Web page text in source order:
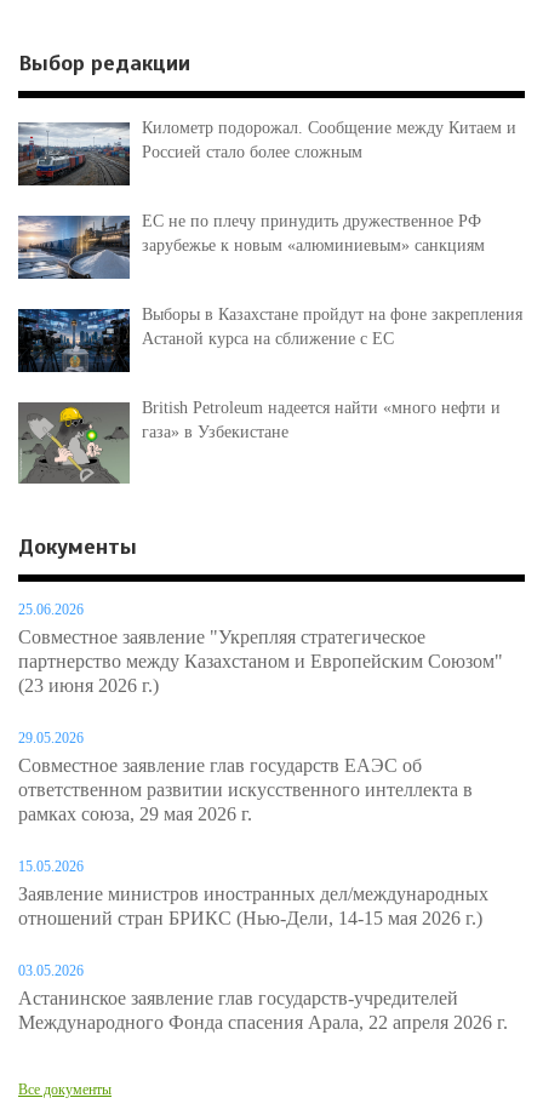
Выбор редакции
Километр подорожал. Сообщение между Китаем и
Россией стало более сложным
ЕС не по плечу принудить дружественное РФ
зарубежье к новым «алюминиевым» санкциям
Выборы в Казахстане пройдут на фоне закрепления
Астаной курса на сближение с ЕС
British Petroleum надеется найти «много нефти и
газа» в Узбекистане
Документы
25.06.2026
Совместное заявление "Укрепляя стратегическое
партнерство между Казахстаном и Европейским Союзом"
(23 июня 2026 г.)
29.05.2026
Совместное заявление глав государств ЕАЭС об
ответственном развитии искусственного интеллекта в
рамках союза, 29 мая 2026 г.
15.05.2026
Заявление министров иностранных дел/международных
отношений стран БРИКС (Нью-Дели, 14-15 мая 2026 г.)
03.05.2026
Астанинское заявление глав государств-учредителей
Международного Фонда спасения Арала, 22 апреля 2026 г.
Все документы